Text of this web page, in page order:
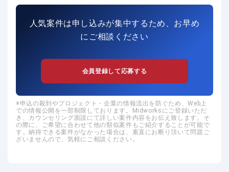
人気案件は申し込みが集中するため、お早め
にご相談ください
会員登録して応募する
申込の殺到やプロジェクト・企業の情報流出を防ぐため、Web上
での情報公開を一部制限しております。Midworksにご登録いただ
き、カウンセリング面談にて詳しい案件内容をお伝え致します。そ
の際に、ご希望に合わせて他の類似案件もご紹介することが可能で
す。納得できる案件がなかった場合は、素直にお断り頂いて問題ご
ざいませんので、気軽にご相談ください。